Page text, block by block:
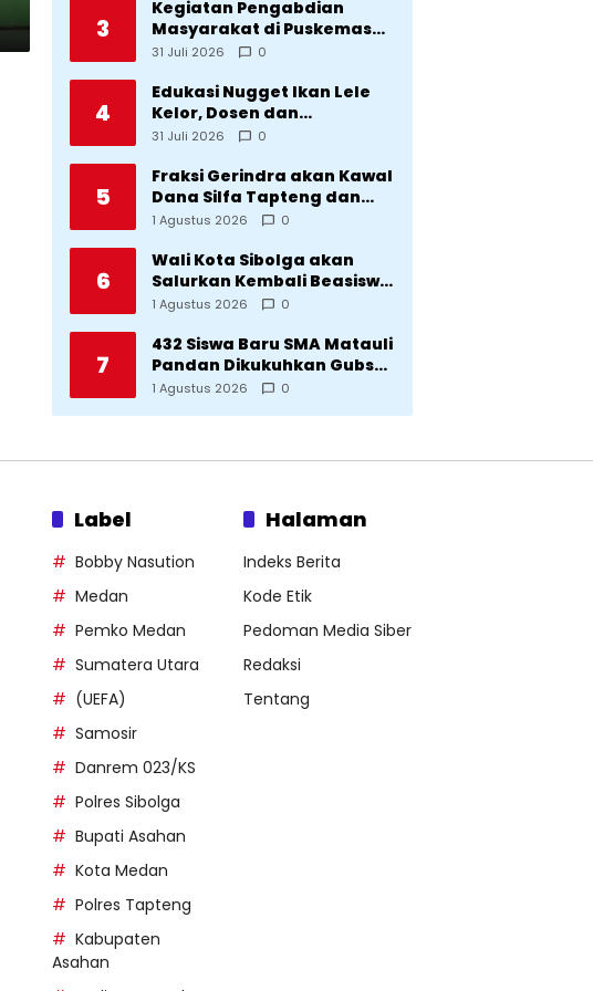
3
Kegiatan Pengabdian
Masyarakat di Puskemas
Sitadatada
31 Juli 2026 0
4
Edukasi Nugget Ikan Lele
Kelor, Dosen dan
Mahasiswa Dorong
Desa Silangkitang
Kecamatan Pahae Jae
31 Juli 2026 0
5
Fraksi Gerindra akan Kawal
Dana Silfa Tapteng dan
TKD Rp298 Miliar: Jangan
dan Provinsi Diklaim
Kerjaan Tapteng
1 Agustus 2026 0
6
Wali Kota Sibolga akan
Salurkan Kembali Beasiswa
Rp1 Miliar: Diproritaskan
Bencana
1 Agustus 2026 0
7
432 Siswa Baru SMA Matauli
Pandan Dikukuhkan Gubsu:
32 Tahun Matauli Cetak
1 Agustus 2026 0
Label
Bobby Nasution
Medan
Pemko Medan
Sumatera Utara
(UEFA)
Samosir
Danrem 023/KS
Polres Sibolga
Bupati Asahan
Kota Medan
Polres Tapteng
Kabupaten
Asahan
Halaman
Indeks Berita
Kode Etik
Pedoman Media Siber
Redaksi
Tentang